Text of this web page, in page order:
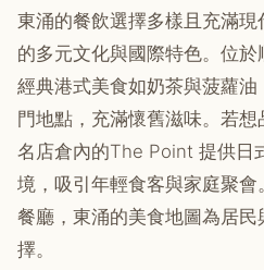
東涌的餐飲選擇多樣且充滿
的多元文化與國際特色。位
經典港式美食如奶茶與菠蘿
門地點，充滿懷舊滋味。若
名店倉內的The Point 提供日
境，吸引年輕食客與家庭聚
餐廳，東涌的美食地圖為居
擇。